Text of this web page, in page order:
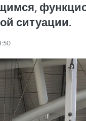
ситуации.